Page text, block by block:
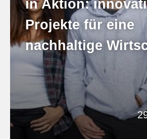
in Aktion:
Projekte für eine
nachhaltige